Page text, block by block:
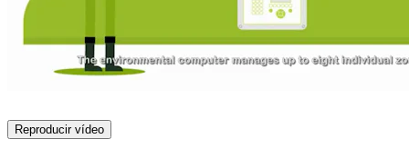
Reproducir vídeo